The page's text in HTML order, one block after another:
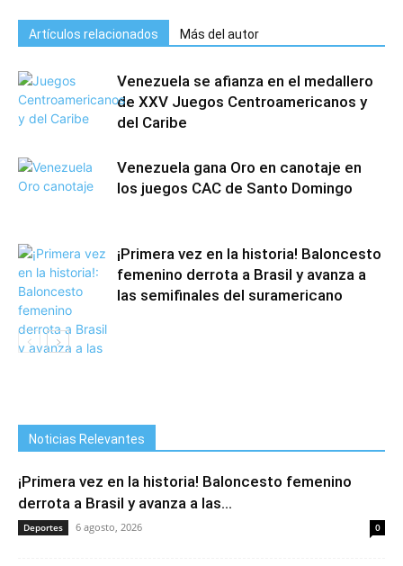
Artículos relacionados Más del autor
Venezuela se afianza en el medallero
de XXV Juegos Centroamericanos y
del Caribe
Venezuela gana Oro en canotaje en
los juegos CAC de Santo Domingo
¡Primera vez en la historia! Baloncesto
femenino derrota a Brasil y avanza a
las semifinales del suramericano
Noticias Relevantes
¡Primera vez en la historia! Baloncesto femenino
derrota a Brasil y avanza a las...
Deportes 6 agosto, 2026 0